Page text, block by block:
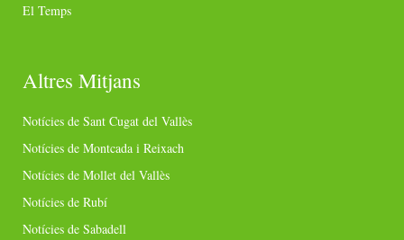
El Temps
Altres Mitjans
Notícies de Sant Cugat del Vallès
Notícies de Montcada i Reixach
Notícies de Mollet del Vallès
Notícies de Rubí
Notícies de Sabadell